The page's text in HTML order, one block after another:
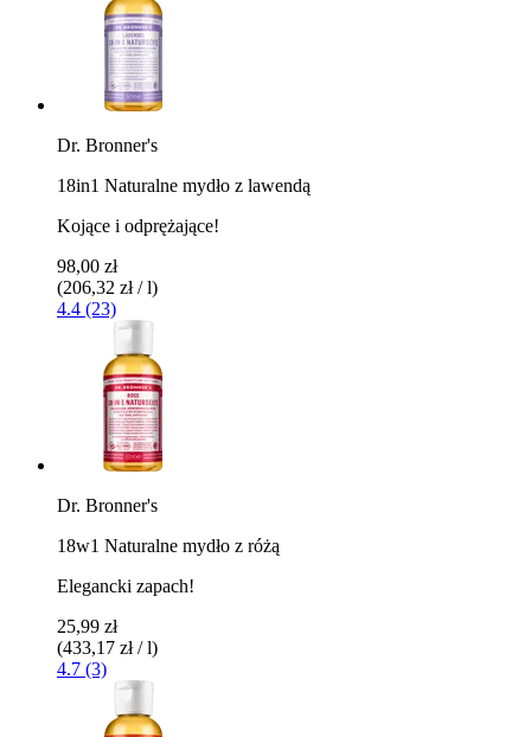
Dr. Bronner's
18in1 Naturalne mydło z lawendą
Kojące i odprężające!
98,00 zł
(206,32 zł / l)
4.4 (23)
Dr. Bronner's
18w1 Naturalne mydło z różą
Elegancki zapach!
25,99 zł
(433,17 zł / l)
4.7 (3)